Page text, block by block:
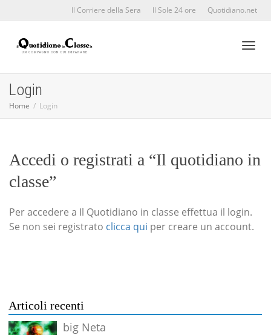
Il Corriere della Sera Il Sole 24 ore Quotidiano.net
Login
Home Login
Accedi o registrati a “Il quotidiano in
classe”
Per accedere a Il Quotidiano in classe effettua il login.
Se non sei registrato clicca qui per creare un account.
Articoli recenti
big Neta